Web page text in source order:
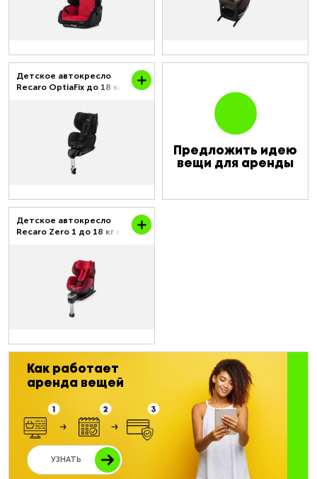
Детское автокресло
Recaro OptiaFix до 18 кг
Предложить идею
вещи для аренды
Детское автокресло
Recaro Zero 1 до 18 кг с
Как работает
аренда вещей
УЗНАТЬ